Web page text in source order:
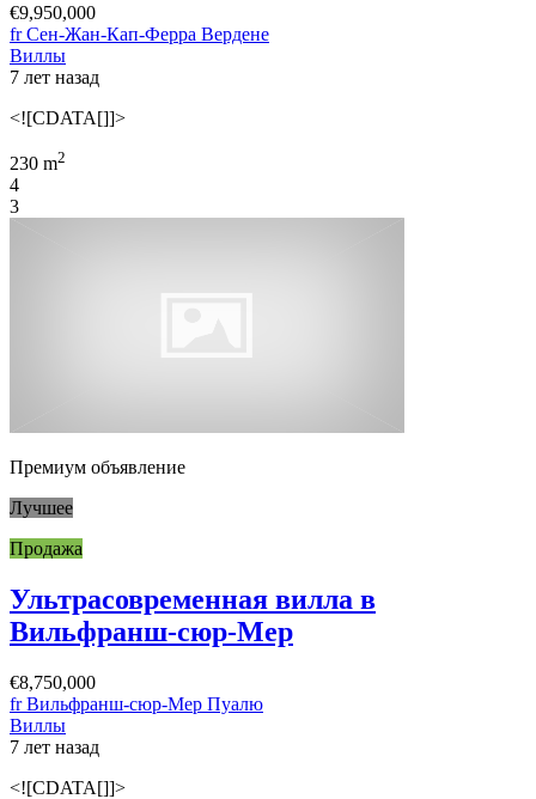
€9,950,000
fr Сен-Жан-Кап-Ферра Вердене
Виллы
7 лет назад
<![CDATA[]]>
230 m2
4
3
Премиум объявление
Лучшее
Продажа
Ультрасовременная вилла в
Вильфранш-сюр-Мер
€8,750,000
fr Вильфранш-сюр-Мер Пуалю
Виллы
7 лет назад
<![CDATA[]]>